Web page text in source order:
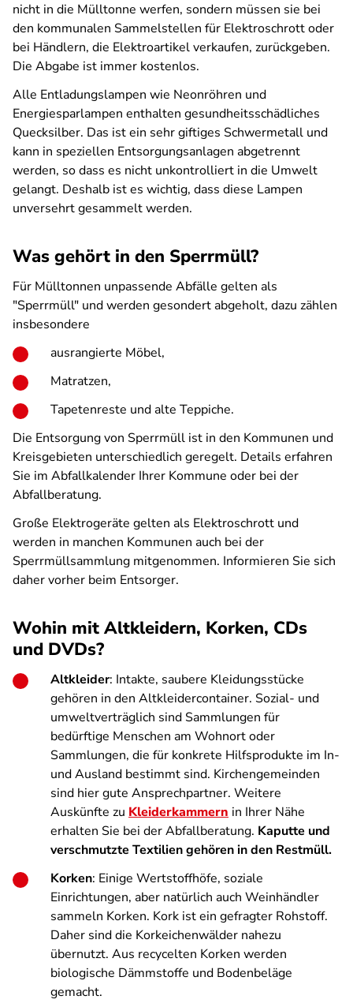
nicht in die Mülltonne werfen, sondern müssen sie bei
den kommunalen Sammelstellen für Elektroschrott oder
bei Händlern, die Elektroartikel verkaufen, zurückgeben.
Die Abgabe ist immer kostenlos.
Alle Entladungslampen wie Neonröhren und
Energiesparlampen enthalten gesundheitsschädliches
Quecksilber. Das ist ein sehr giftiges Schwermetall und
kann in speziellen Entsorgungsanlagen abgetrennt
werden, so dass es nicht unkontrolliert in die Umwelt
gelangt. Deshalb ist es wichtig, dass diese Lampen
unversehrt gesammelt werden.
Was gehört in den Sperrmüll?
Für Mülltonnen unpassende Abfälle gelten als
"Sperrmüll" und werden gesondert abgeholt, dazu zählen
insbesondere
ausrangierte Möbel,
Matratzen,
Tapetenreste und alte Teppiche.
Die Entsorgung von Sperrmüll ist in den Kommunen und
Kreisgebieten unterschiedlich geregelt. Details erfahren
Sie im Abfallkalender Ihrer Kommune oder bei der
Abfallberatung.
Große Elektrogeräte gelten als Elektroschrott und
werden in manchen Kommunen auch bei der
Sperrmüllsammlung mitgenommen. Informieren Sie sich
daher vorher beim Entsorger.
Wohin mit Altkleidern, Korken, CDs
und DVDs?
Altkleider: Intakte, saubere Kleidungsstücke
gehören in den Altkleidercontainer. Sozial- und
umweltverträglich sind Sammlungen für
bedürftige Menschen am Wohnort oder
Sammlungen, die für konkrete Hilfsprodukte im In-
und Ausland bestimmt sind. Kirchengemeinden
sind hier gute Ansprechpartner. Weitere
Auskünfte zu Kleiderkammern in Ihrer Nähe
erhalten Sie bei der Abfallberatung. Kaputte und
verschmutzte Textilien gehören in den Restmüll.
Korken: Einige Wertstoffhöfe, soziale
Einrichtungen, aber natürlich auch Weinhändler
sammeln Korken. Kork ist ein gefragter Rohstoff.
Daher sind die Korkeichenwälder nahezu
übernutzt. Aus recycelten Korken werden
biologische Dämmstoffe und Bodenbeläge
gemacht.